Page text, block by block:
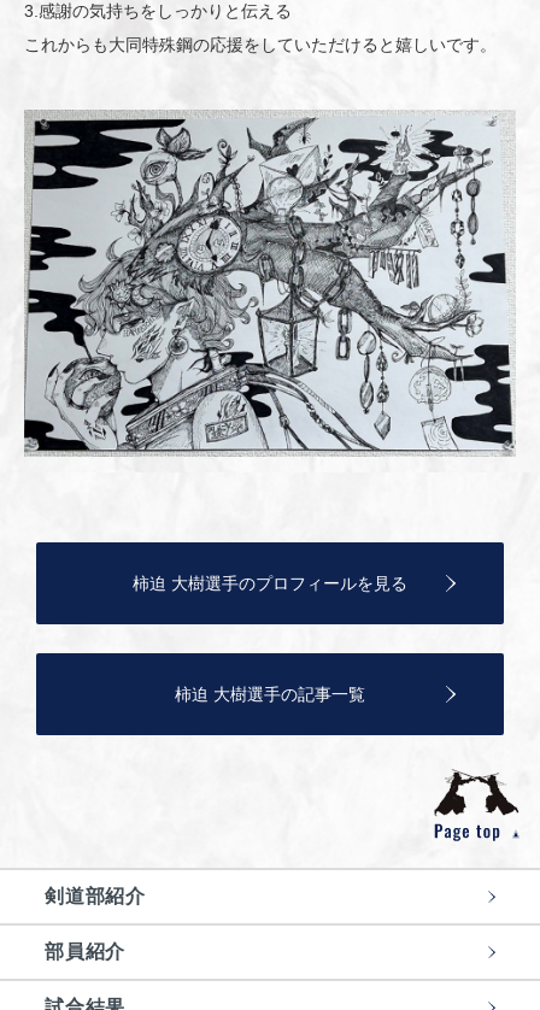
3.感謝の気持ちをしっかりと伝える
これからも大同特殊鋼の応援をしていただけると嬉しいです。
柿迫 大樹選手のプロフィールを見る
柿迫 大樹選手の記事一覧
剣道部紹介
部員紹介